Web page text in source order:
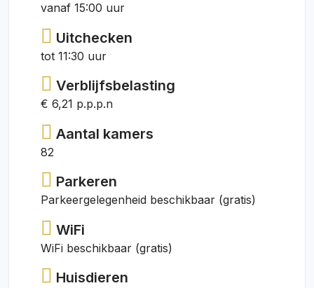
vanaf 15:00 uur
Uitchecken
tot 11:30 uur
Verblijfsbelasting
€ 6,21 p.p.p.n
Aantal kamers
82
Parkeren
Parkeergelegenheid beschikbaar (gratis)
WiFi
WiFi beschikbaar (gratis)
Huisdieren